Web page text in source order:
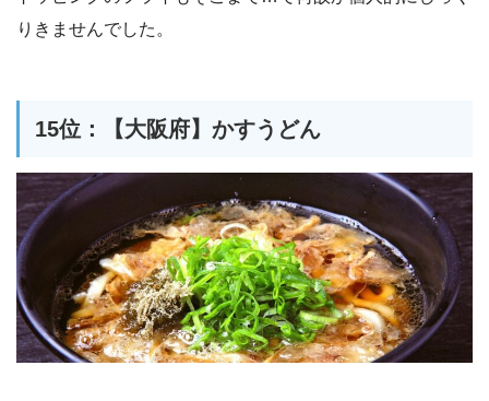
りきませんでした。
15位：【大阪府】かすうどん